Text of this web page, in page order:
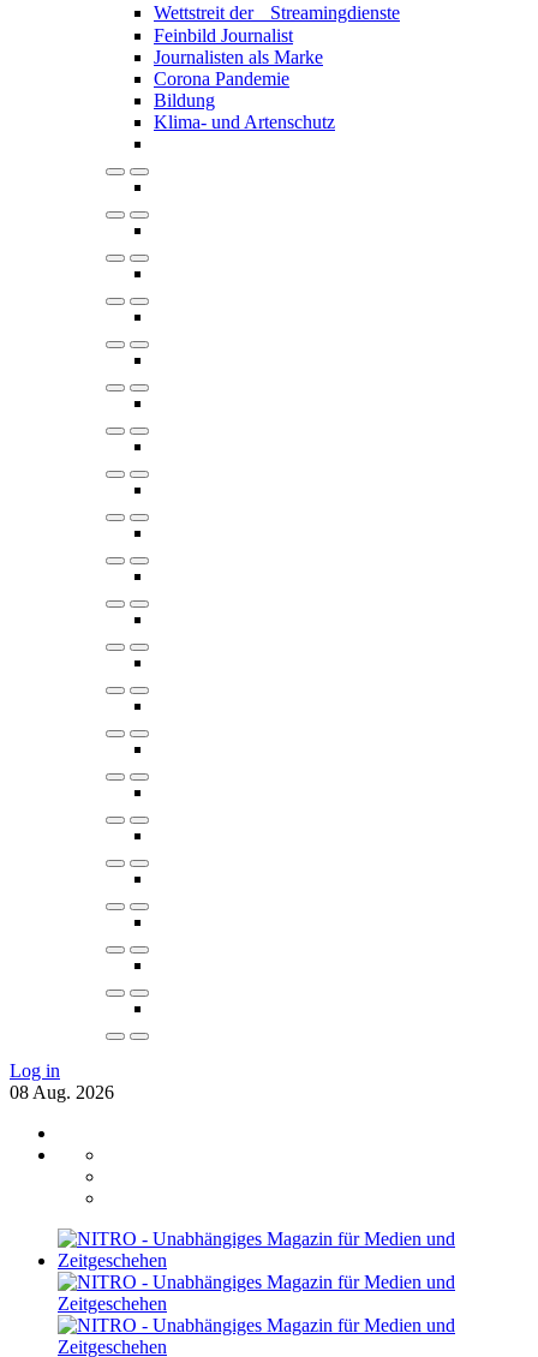
Wettstreit der Streamingdienste
Feinbild Journalist
Journalisten als Marke
Corona Pandemie
Bildung
Klima- und Artenschutz
Log in
08 Aug. 2026